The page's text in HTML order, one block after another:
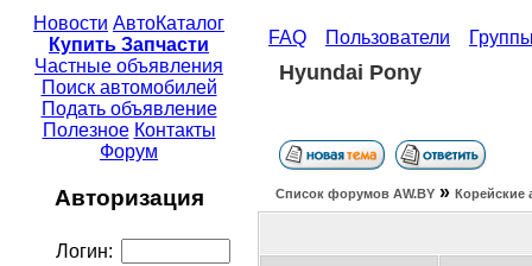
Новости АвтоКаталог
Купить Запчасти
Частные объявления
Поиск автомобилей
Подать объявление
Полезное Контакты
Форум
Авторизация
Логин:
FAQ Пользователи
Hyundai Pony
Список форумов АW.BY » Корейские